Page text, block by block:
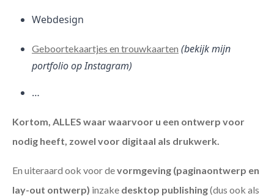
Webdesign
Geboortekaartjes en trouwkaarten (bekijk mijn
portfolio op Instagram)
…
Kortom, ALLES waar waarvoor u een ontwerp voor
nodig heeft, zowel voor digitaal als drukwerk.
En uiteraard ook voor devormgeving (paginaontwerp en
lay-out ontwerp) inzake desktop publishing(dus ook als